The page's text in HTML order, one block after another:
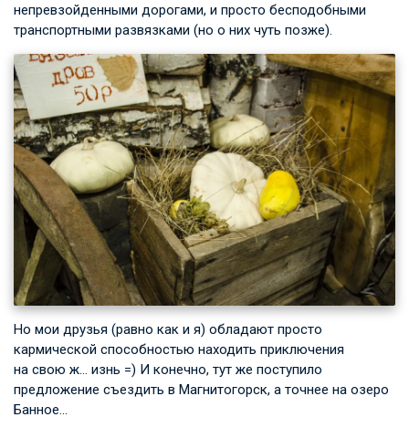
непревзойденными дорогами, и просто бесподобными
транспортными развязками (но о них чуть позже).
Но мои друзья (равно как и я) обладают просто
кармической способностью находить приключения
на свою ж… изнь =) И конечно, тут же поступило
предложение съездить в Магнитогорск, а точнее на озеро
Банное…